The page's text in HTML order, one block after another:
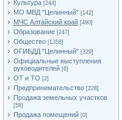
Культура [244]
МО МВД "Целинный" [142]
МЧС Алтайский край [490]
Образование [247]
Общество [1358]
ОГИБДД "Целинный" [329]
Официальные выступления
руководителей [6]
ОТ и ТО [2]
Предпринимательство [228]
Продажа земельных участков
[58]
Продажа помещений [0]